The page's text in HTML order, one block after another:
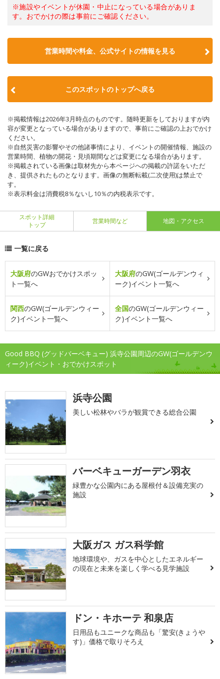
※施設やイベントが休園・中止になっている場合がありま
す。おでかけの際は事前にご確認ください。
営業時間や料金、公式サイトの情報を見る
このスポットのトップへ戻る
※掲載情報は2026年3月時点のものです。随時更新をしておりますが内
容が変更となっている場合がありますので、事前にご確認の上おでかけ
ください。
※自然災害の影響やその他諸事情により、イベントの開催情報、施設の
営業時間、植物の開花・見頃期間などは変更になる場合があります。
※掲載されている画像は取材先から本ページへの掲載の許諾をいただ
き、提供されたものとなります。画像の無断転載(二次使用)は禁止で
す。
※表示料金は消費税8％ないし10％の内税表示です。
スポット詳細
トップ
営業時間など 地図・アクセス
一覧に戻る
大阪府のGWおでかけスポッ
ト一覧へ
大阪府のGW(ゴールデンウィ
ーク)イベント一覧へ
関西のGW(ゴールデンウィー
ク)イベント一覧へ
全国のGW(ゴールデンウィー
ク)イベント一覧へ
Good BBQ (グッドバーベキュー) 浜寺公園周辺のGW(ゴールデンウ
ィーク)イベント・おでかけスポット
浜寺公園
美しい松林やバラが観賞できる総合公園
バーベキューガーデン羽衣
緑豊かな公園内にある屋根付＆設備充実の
施設
大阪ガス ガス科学館
地球環境や、ガスを中心としたエネルギー
の現在と未来を楽しく学べる見学施設
ドン・キホーテ 和泉店
日用品もユニークな商品も「驚安(きょうや
す)」価格で取りそろえ